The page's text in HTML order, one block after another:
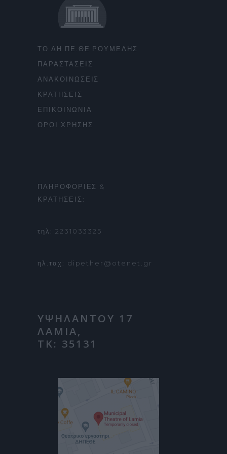
ΤΟ ΔΗ.ΠΕ.ΘΕ ΡΟΥΜΕΛΗΣ
ΠΑΡΑΣΤΑΣΕΙΣ
ΑΝΑΚΟΙΝΩΣΕΙΣ
ΚΡΑΤΗΣΕΙΣ
ΕΠΙΚΟΙΝΩΝΙΑ
ΟΡΟΙ ΧΡΗΣΗΣ
ΠΛΗΡΟΦΟΡΙΕΣ &
ΚΡΑΤΗΣΕΙΣ:
τηλ: 2231033325
ηλ.ταχ: dipether@otenet.gr
ΥΨΗΛΑΝΤΟΥ 17
ΛΑΜΙΑ,
ΤΚ: 35131